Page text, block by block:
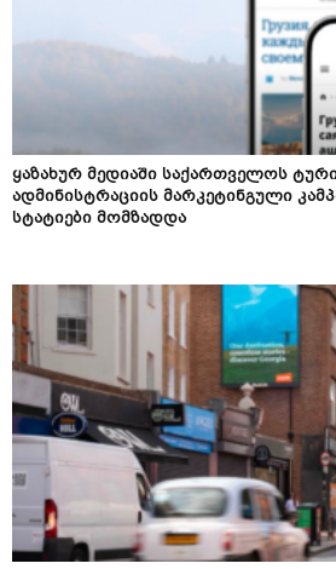
ყაზახურ მედიაში საქართველოს
ადმინისტრაციის მარკეტინგული
სტატიები მომზადდა